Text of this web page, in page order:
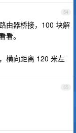
54
由器桥接，100 块解
看。
横向距离 120 米左
55